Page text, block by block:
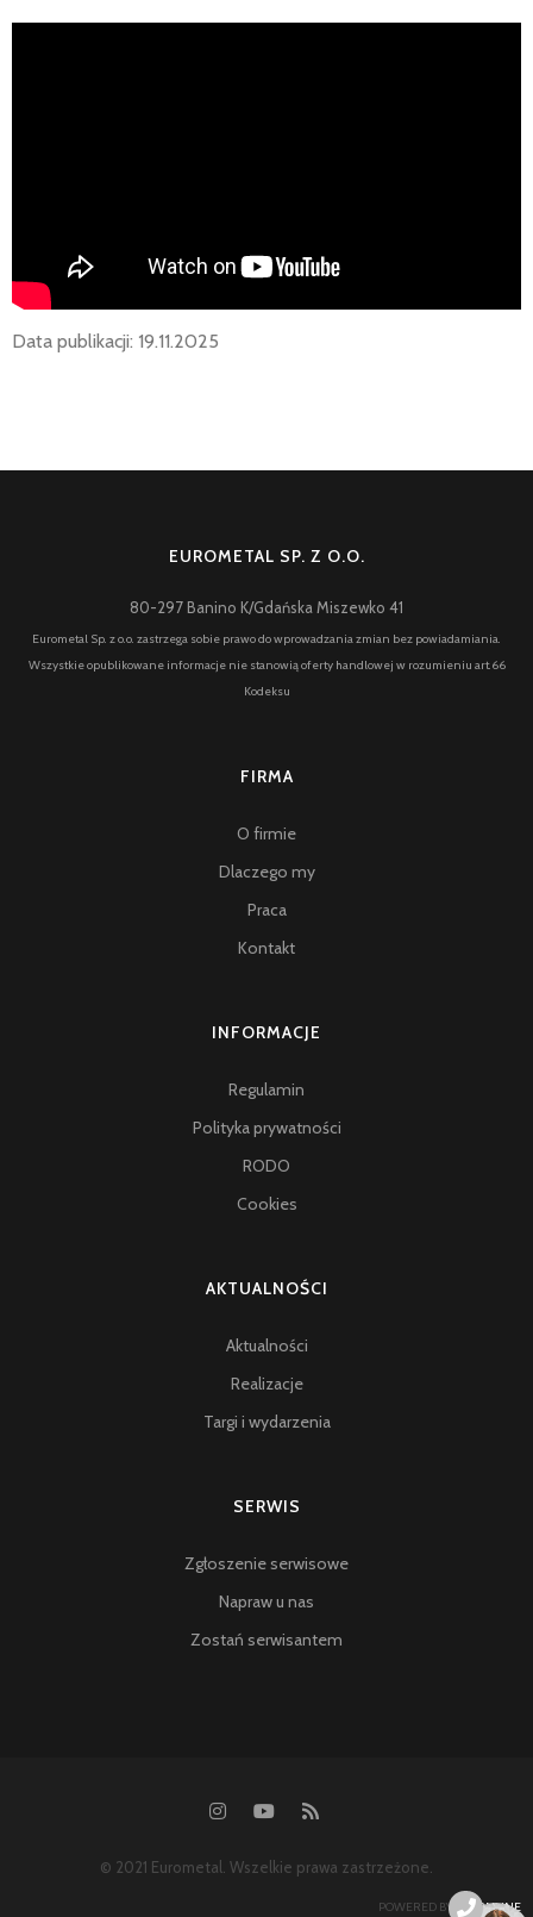
Data publikacji: 19.11.2025
EUROMETAL SP. Z O.O.
80-297 Banino K/Gdańska Miszewko 41
Eurometal Sp. z o.o. zastrzega sobie prawo do wprowadzania zmian bez powiadamiania.
Wszystkie opublikowane informacje nie stanowią oferty handlowej w rozumieniu art.66
Kodeksu
FIRMA
O firmie
Dlaczego my
Praca
Kontakt
INFORMACJE
Regulamin
Polityka prywatności
RODO
Cookies
AKTUALNOŚCI
Aktualności
Realizacje
Targi i wydarzenia
SERWIS
Zgłoszenie serwisowe
Napraw u nas
Zostań serwisantem
© 2021 Eurometal. Wszelkie prawa zastrzeżone.
POWERED BY: SYSONLINE